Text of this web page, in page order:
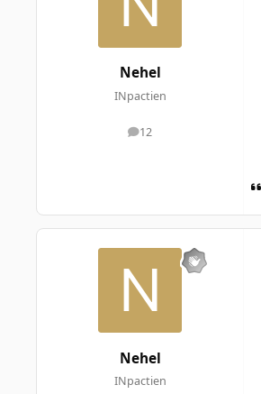
Nehel
INpactien
12
messages
Nehel
INpactien